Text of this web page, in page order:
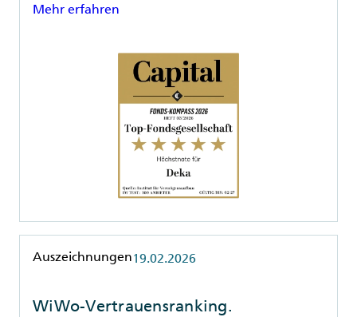
Mehr erfahren
Rubrik
Auszeichnungen19.02.2026
WiWo-Vertrauensranking.